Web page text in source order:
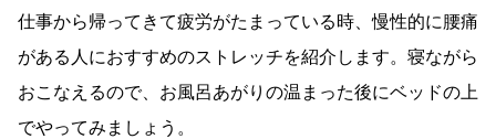
仕事から帰ってきて疲労がたまっている時、慢性的に腰痛
がある人におすすめのストレッチを紹介します。寝ながら
おこなえるので、お風呂あがりの温まった後にベッドの上
でやってみましょう。